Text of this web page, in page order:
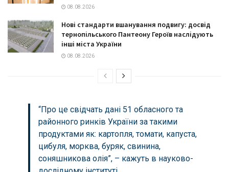
08.08.2026
Нові стандарти вшанування подвигу: досвід
тернопільського Пантеону Героїв наслідують
інші міста України
08.08.2026
“Про це свідчать дані 51 обласного та
районного ринків України за такими
продуктами як: картопля, томати, капуста,
цибуля, морква, буряк, свинина,
соняшникова олія”, – кажуть в науково-